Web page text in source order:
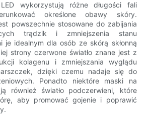
wykorzystują różne długości fali
określone obawy skóry.
powszechnie stosowane do zabijania
trądzik i zmniejszenia stanu
je idealnym dla osób ze skórą skłonną
strony czerwone światło znane jest z
kolagenu i zmniejszania wyglądu
dzięki czemu nadaje się do
Ponadto niektóre maski na
również światło podczerwieni, które
aby promować gojenie i poprawić